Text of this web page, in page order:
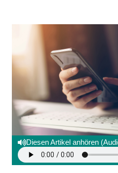
Diesen Artikel anhören